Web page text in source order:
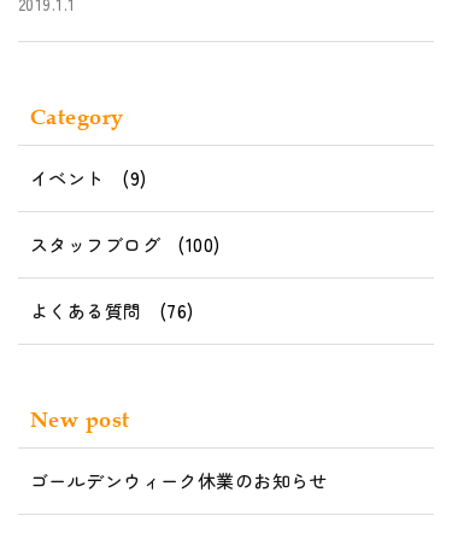
Category
イベント (9)
スタッフブログ (100)
よくある質問 (76)
New post
ゴールデンウィーク休業のお知らせ